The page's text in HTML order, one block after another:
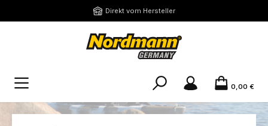
Zum Hauptinhalt springen Direkt vom Hersteller
0,00 €